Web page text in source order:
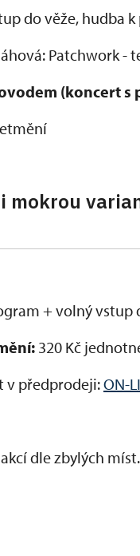
do věže, hudba k
Patchwork -
(koncert s
mokrou
+ volný vstup
320 Kč
v předprodeji:ON-
dle zbylých míst.